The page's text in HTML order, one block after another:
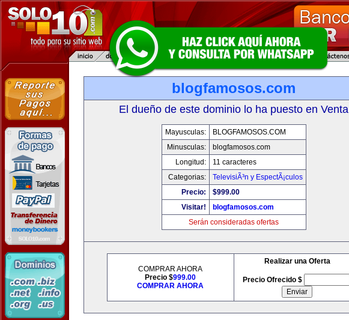
blogfamosos.com
El dueño de este dominio lo ha puesto en Venta
Mayusculas:
BLOGFAMOSOS.COM
Minusculas:
blogfamosos.com
Longitud:
11 caracteres
Categorias:
TelevisiÃ³n y EspectÃ¡culos
Precio:
$999.00
Visitar!
blogfamosos.com
Serán consideradas ofertas
COMPRAR AHORA
Precio $999.00
COMPRAR AHORA
Realizar una Oferta
Precio Ofrecido $